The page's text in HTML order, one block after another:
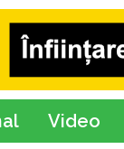
Video